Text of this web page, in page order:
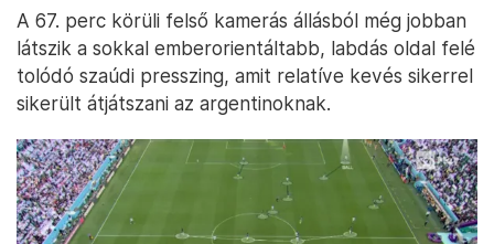
A 67. perc körüli felső kamerás állásból még jobban
látszik a sokkal emberorientáltabb, labdás oldal felé
tolódó szaúdi presszing, amit relatíve kevés sikerrel
sikerült átjátszani az argentinoknak.